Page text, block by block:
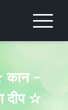
कान –
दीप ☆